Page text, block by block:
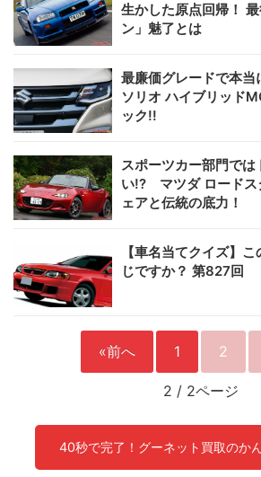
生かした原点回帰！
ン」魅了とは
最廉価グレードで本
ソリオ ハイブリッド
ック!!
スポーツカー部門で
い!? マツダ ロードス
ェアと伝統の底力！
【車名当てクイズ】
じですか？ 第827回
«前へ 1 2
2 / 2ページ
40秒で完了！グーネット買取のか